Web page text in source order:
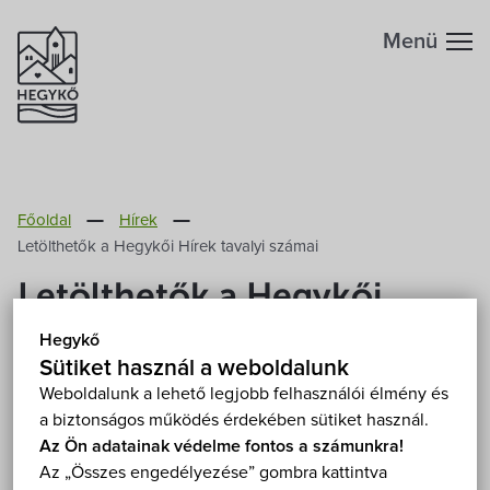
Hegykő
Sütiket használ a weboldalunk
Weboldalunk a lehető legjobb felhasználói élmény és
a biztonságos működés érdekében sütiket használ.
Az Ön adatainak védelme fontos a számunkra!
Az „Összes engedélyezése” gombra kattintva
Megközelítés
Fontos telefonszámok
Földrajzi adottság
Éghajlat
Szabadidő
Éttermek
Programok
Menü
Főoldal
Hírek
Letölthetők a Hegykői Hírek tavalyi számai
Letölthetők a Hegykői
Hírek tavalyi számai
2012. Január 5.
Az önkormányzat által kiadott Hegykői Hírek című